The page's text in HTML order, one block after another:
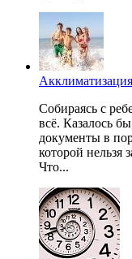
Собираясь с
всё. Казалось
документы в
которой нельзя
Что...